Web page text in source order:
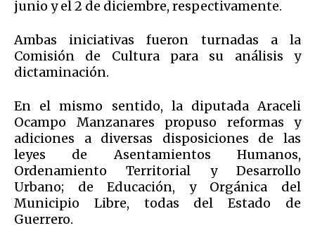
junio y el 2 de diciembre, respectivamente.
Ambas iniciativas fueron turnadas a la
Comisión de Cultura para su análisis y
dictaminación.
En el mismo sentido, la diputada Araceli
Ocampo Manzanares propuso reformas y
adiciones a diversas disposiciones de las
leyes de Asentamientos Humanos,
Ordenamiento Territorial y Desarrollo
Urbano; de Educación, y Orgánica del
Municipio Libre, todas del Estado de
Guerrero.